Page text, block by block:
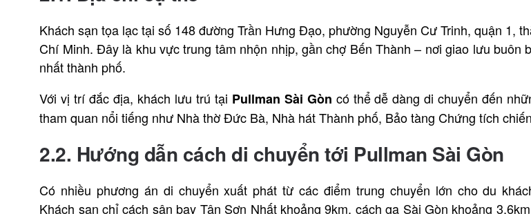
Khách sạn tọa lạc tại số 148 đường Trần Hưng Đạo, phường Nguyễn Cư Trinh, quận 1,
Chí Minh. Đây là khu vực trung tâm nhộn nhịp, gần chợ Bến Thành – nơi giao lưu buôn
nhất thành phố.
Với vị trí đắc địa, khách lưu trú tại Pullman Sài Gòn có thể dễ dàng di chuyển đến
tham quan nổi tiếng như Nhà thờ Đức Bà, Nhà hát Thành phố, Bảo tàng Chứng tích
2.2. Hướng dẫn cách di chuyển tới Pullman Sài Gòn
Có nhiều phương án di chuyển xuất phát từ các điểm trung chuyển lớn cho du
Khách sạn chỉ cách sân bay Tân Sơn Nhất khoảng 9km, cách ga Sài Gòn khoảng